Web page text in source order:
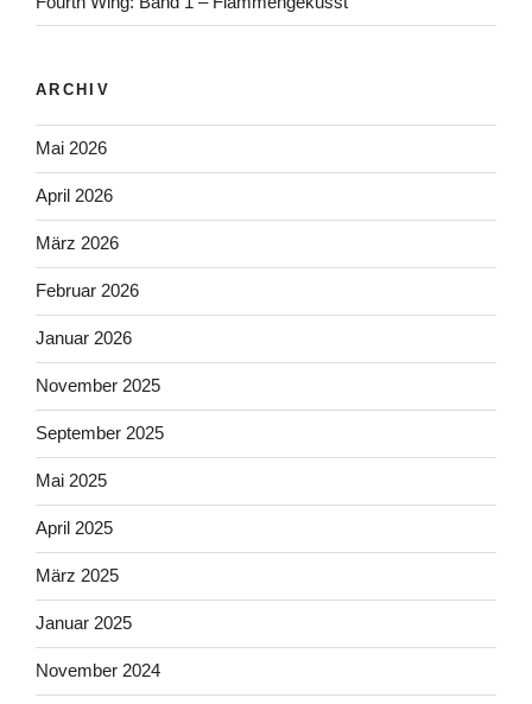
ARCHIV
Mai 2026
April 2026
März 2026
Februar 2026
Januar 2026
November 2025
September 2025
Mai 2025
April 2025
März 2025
Januar 2025
November 2024